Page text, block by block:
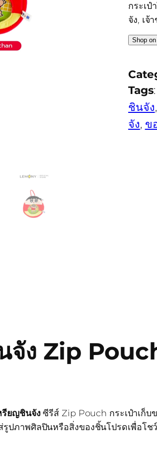
กระเ
จัง, เจ้
Shop
Tags:
ชินจัง,
จัง, ข
จัง Zip
รียญชินจังซีรีส์ Zip Pouch กระเป๋าเก็
ปภาพศิลปินหรือสิ่งของชิ้นโปรดเพื่อโ